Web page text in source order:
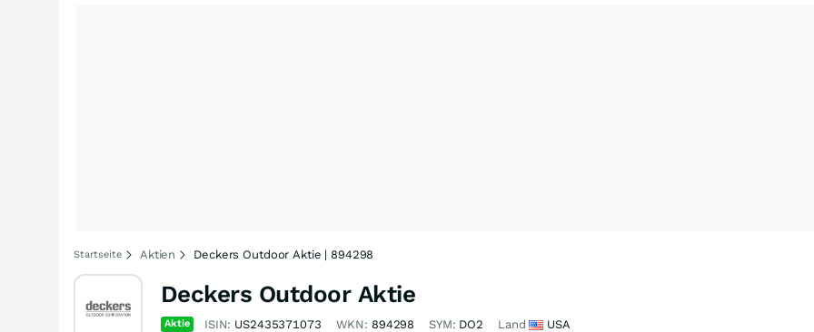
Startseite Aktien Deckers Outdoor Aktie | 894298
Deckers Outdoor Aktie
Aktie ISIN: US2435371073 WKN: 894298 SYM: DO2 Land USA